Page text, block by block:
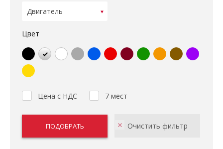
Цвет
Цена с НДС 7 мест